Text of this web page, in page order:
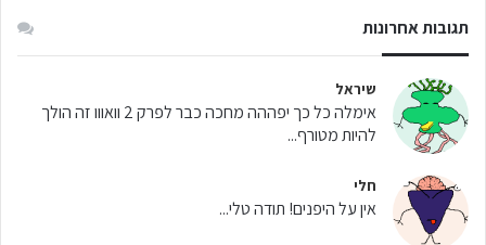
תגובות אחרונות
שיראל
אימלה כל כך יפההה מחכה כבר לפרק 2 וואווו זה הולך
להיות מטורף...
חלי
אין על היפנים! תודה טלי...